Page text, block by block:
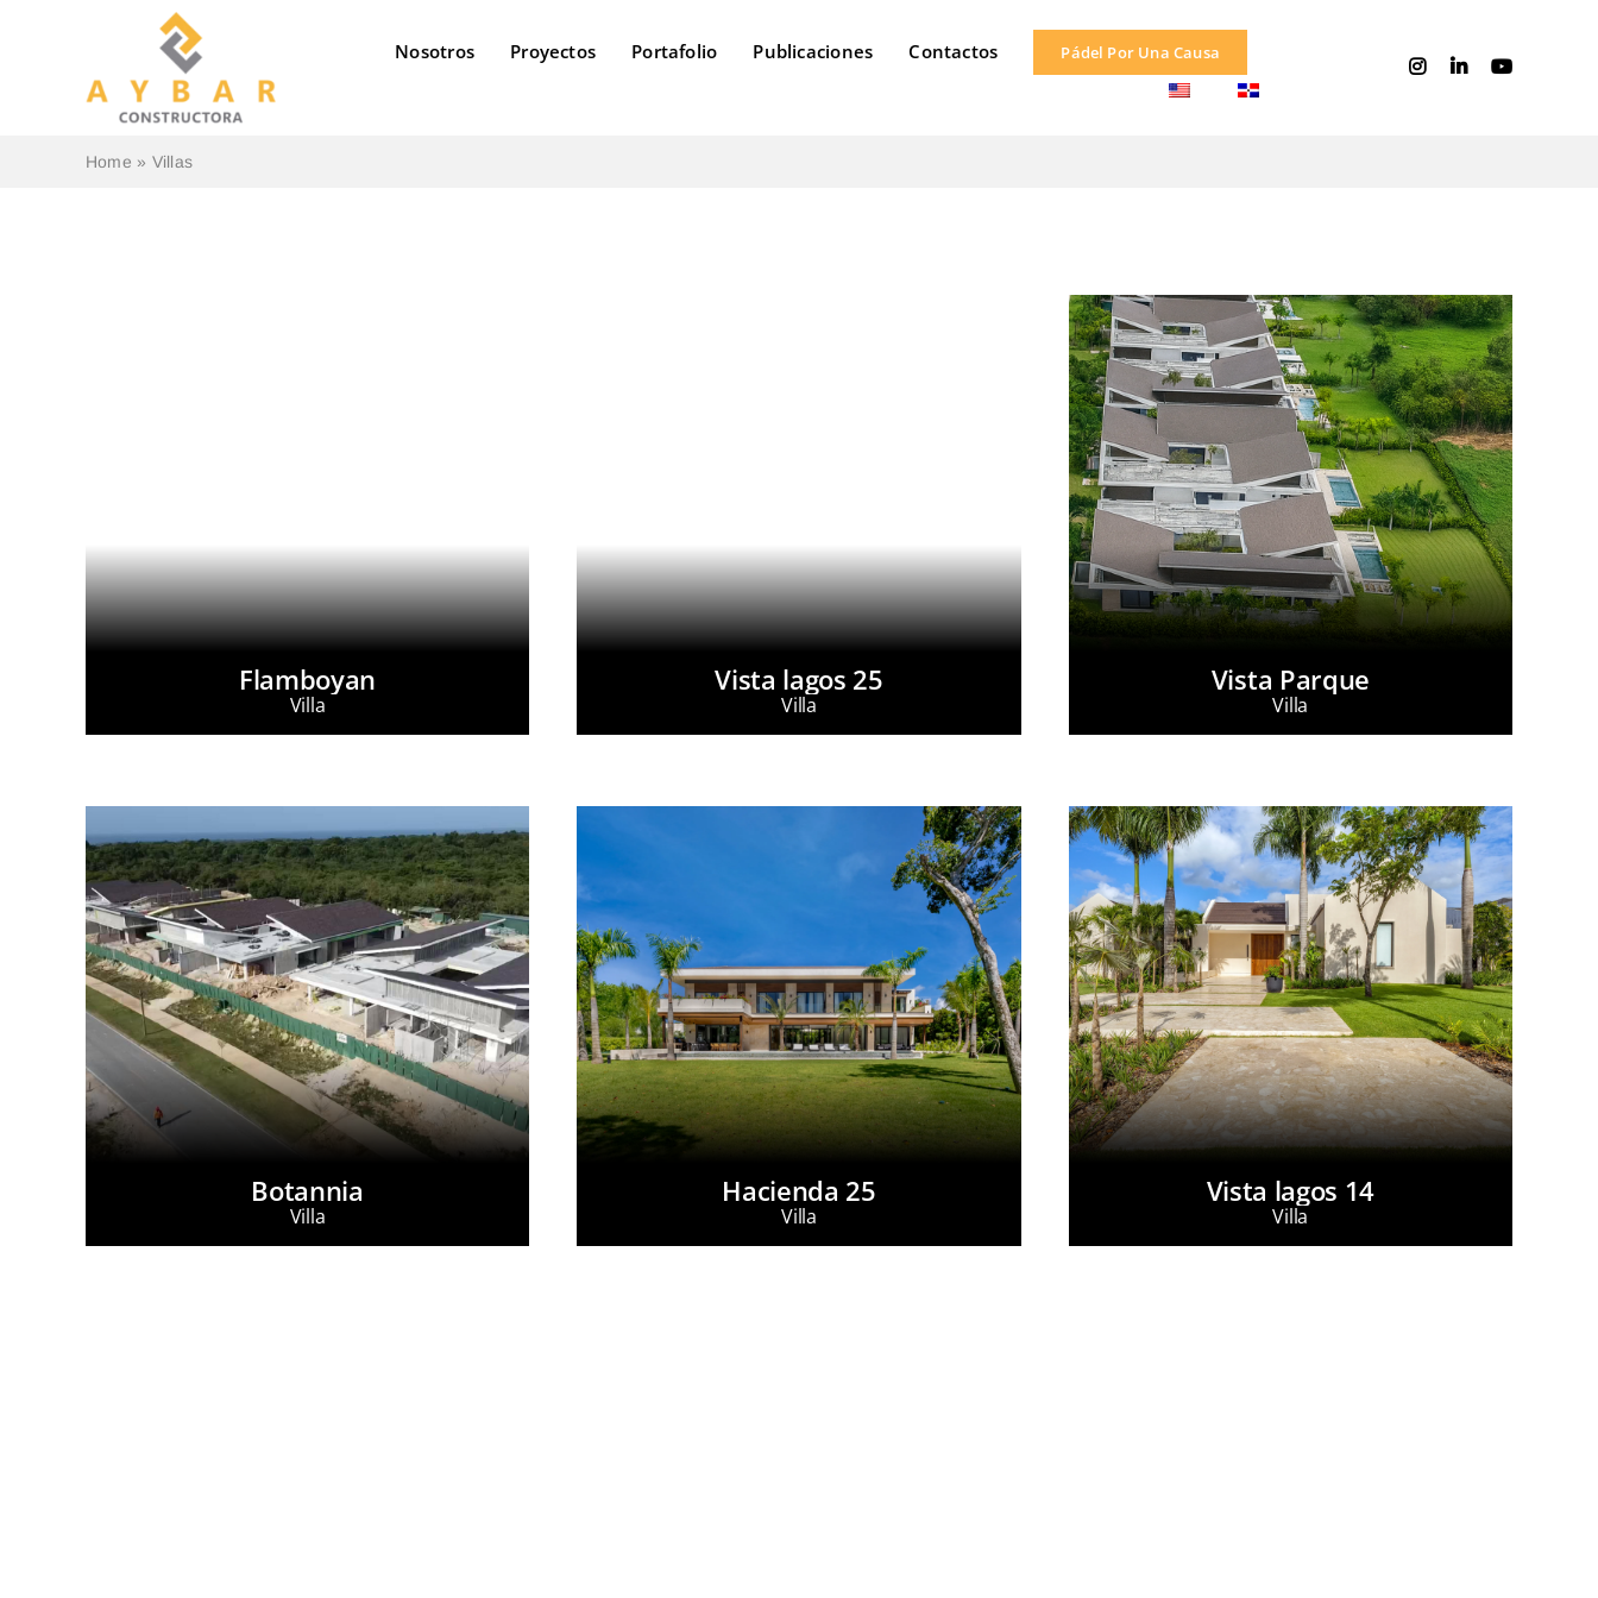
Nosotros Proyectos Portafolio Publicaciones Contactos Pádel Por Una Causa
Home » Villas
Flamboyan
Villa
Vista lagos 25
Villa
Vista Parque
Villa
Botannia
Villa
Hacienda 25
Villa
Vista lagos 14
Villa